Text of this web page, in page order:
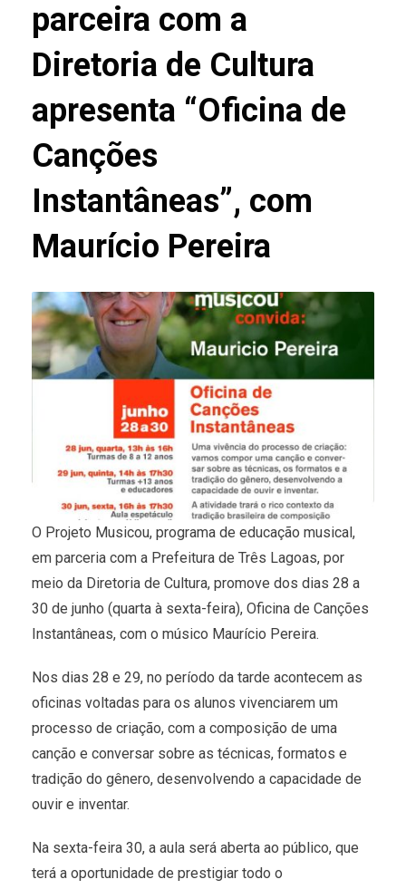
parceira com a
Diretoria de Cultura
apresenta “Oficina de
Canções
Instantâneas”, com
Maurício Pereira
O Projeto Musicou, programa de educação musical,
em parceria com a Prefeitura de Três Lagoas, por
meio da Diretoria de Cultura, promove dos dias 28 a
30 de junho (quarta à sexta-feira), Oficina de Canções
Instantâneas, com o músico Maurício Pereira.
Nos dias 28 e 29, no período da tarde acontecem as
oficinas voltadas para os alunos vivenciarem um
processo de criação, com a composição de uma
canção e conversar sobre as técnicas, formatos e
tradição do gênero, desenvolvendo a capacidade de
ouvir e inventar.
Na sexta-feira 30, a aula será aberta ao público, que
terá a oportunidade de prestigiar todo o